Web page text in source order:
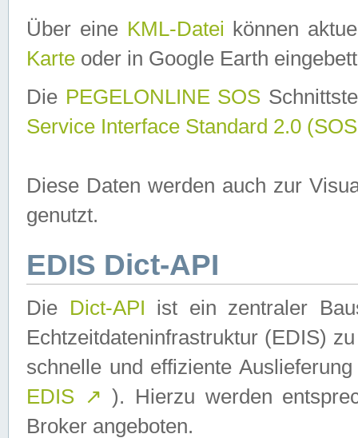
Über eine KML-Datei können
Karte oder in Google Earth
Die PEGELONLINE SOS
Service Interface Standard 2.0
Diese Daten werden auch zur
genutzt.
EDIS Dict-API
Die Dict-API ist ein zentraler
Echtzeitdateninfrastruktur (EDIS)
schnelle und effiziente
EDIS ↗ ). Hierzu werden
Broker angeboten.